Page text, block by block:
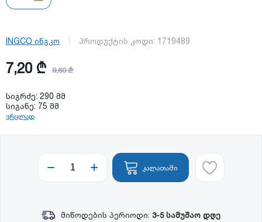
INGCO ინგკო პროდუქტის კოდი: 1719489
7,20 ₾ 9,60 ₾
სიგრძე: 290 მმ
სიგანე: 75 მმ
ვრცლად
კალათაში
მიწოდების პერიოდი: 3-5 სამუშაო დღე